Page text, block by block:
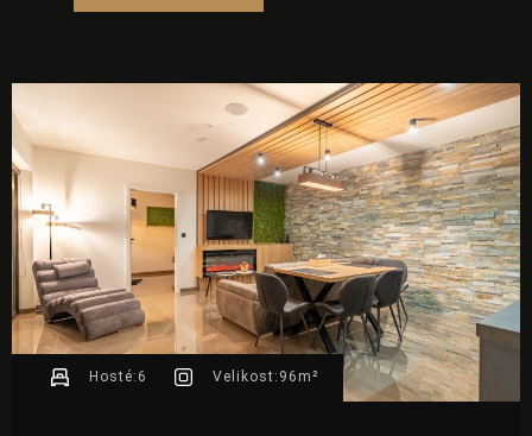
Hosté: 6 Velikost: 96m²